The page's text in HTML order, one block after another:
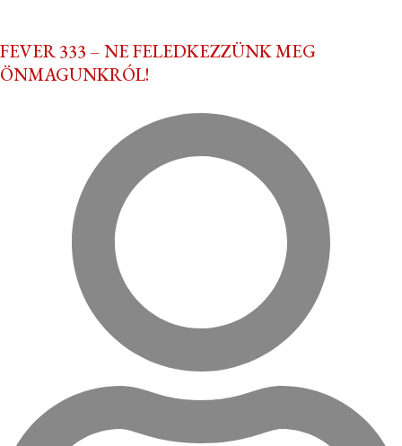
FEVER 333 – NE FELEDKEZZÜNK MEG
ÖNMAGUNKRÓL!